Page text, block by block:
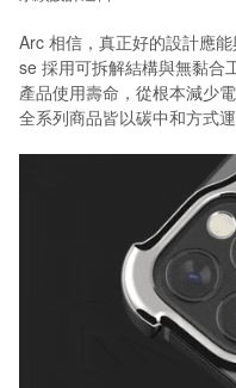
Arc 相信，真正好的設計應
se 採用可拆解結構與無黏合
產品使用壽命，從根本減少電
全系列商品皆以碳中和方式